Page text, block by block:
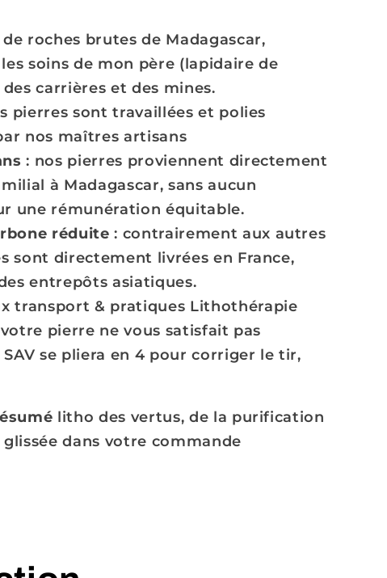
roches brutes de Madagascar,
soins de mon père (lapidaire de
carrières et des mines.
pierres sont travaillées et polies
nos maîtres artisans
: nos pierres proviennent directement
à Madagascar, sans aucun
une rémunération équitable.
réduite : contrairement aux autres
sont directement livrées en France,
entrepôts asiatiques.
transport & pratiques Lithothérapie
pierre ne vous satisfait pas
se pliera en 4 pour corriger le tir,
litho des vertus, de la purification
dans votre commande